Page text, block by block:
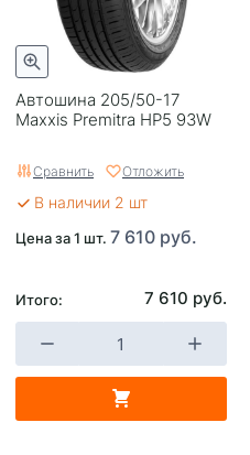
Автошина 205/50-17
Maxxis Premitra HP5 93W
Сравнить Отложить
В наличии 2 шт
Цена за 1 шт. 7 610 руб.
Итого: 7 610 руб.